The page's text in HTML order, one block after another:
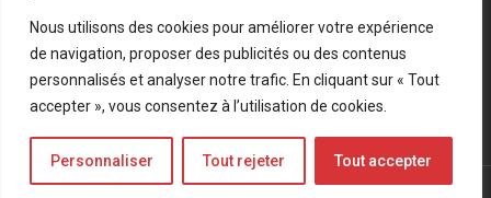
Nous utilisons des cookies pour améliorer votre expérience
de navigation, proposer des publicités ou des contenus
personnalisés et analyser notre trafic. En cliquant sur « Tout
accepter », vous consentez à l’utilisation de cookies.
Personnaliser Tout rejeter Tout accepter
Mentions légales Politique de confidentialité
Bluesky
LinkedIn
Twitter
© Forces Operations Blog - 2022